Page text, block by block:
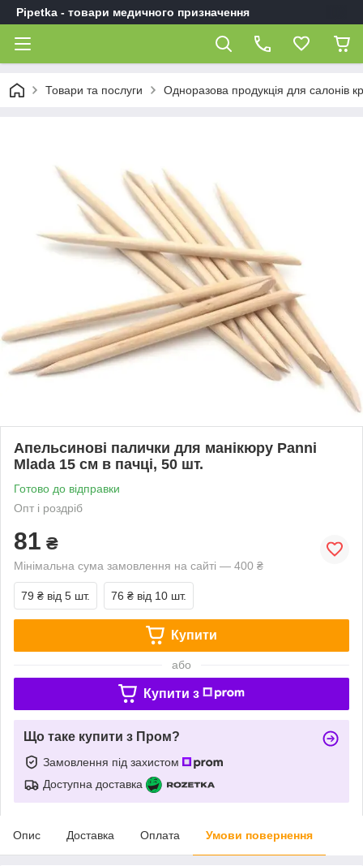
Pipetka - товари медичного призначення
Товари та послуги Одноразова продукція для салонів
Апельсинові палички для манікюру Panni
Mlada 15 см в пачці, 50 шт.
Готово до відправки
Опт і роздріб
81 ₴
Мінімальна сума замовлення на сайті — 400 ₴
79 ₴ від 5 шт. 76 ₴ від 10 шт.
Купити
або
Купити з
Що таке купити з Пром?
Замовлення під захистом
Доступна доставка
Опис Доставка Оплата Умови повернення